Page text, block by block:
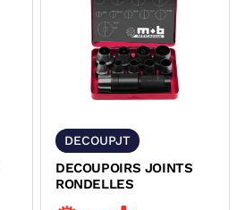
DECOUPJT
DECOUPOIRS JOINTS
RONDELLES